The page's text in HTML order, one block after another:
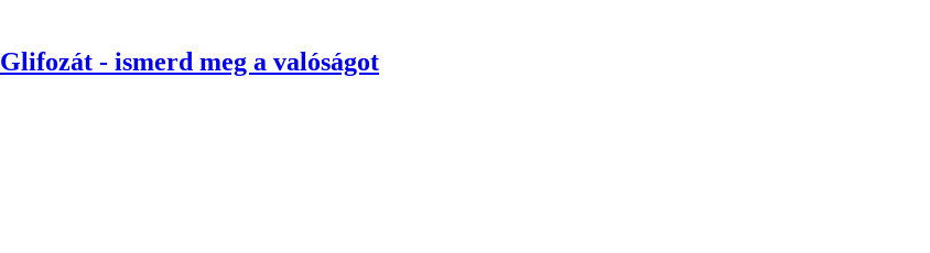
Glifozát - ismerd meg a valóságot